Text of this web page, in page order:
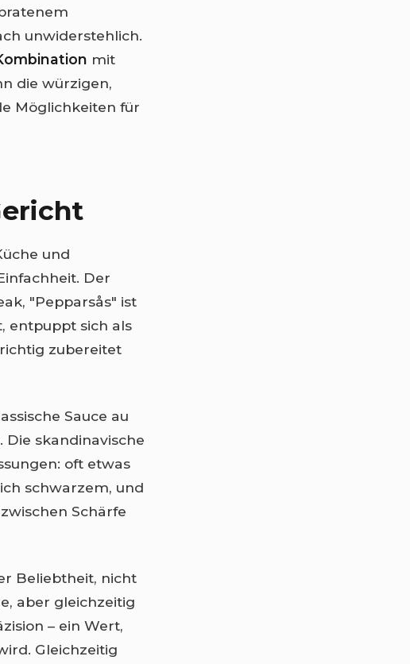
unwiderstehlich.
mit
die würzigen,
Möglichkeiten für
und
Der
"Pepparsås" ist
entpuppt sich als
zubereitet
Sauce au
Die skandinavische
oft etwas
schwarzem, und
Schärfe
Beliebtheit, nicht
aber gleichzeitig
– ein Wert,
Gleichzeitig